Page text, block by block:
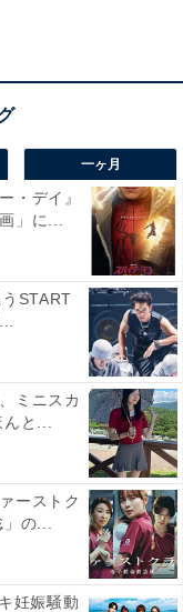
環奈」さん、
一ヶ月
・デイ』
」に...
START
ミニスカ
と...
ーストク
の...
妊娠騒動